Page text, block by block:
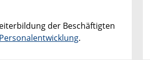
der Beschäftigten
.